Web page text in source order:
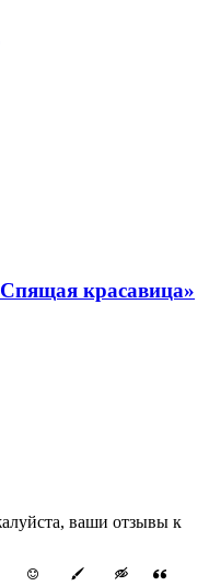
красавица»
ваши отзывы к